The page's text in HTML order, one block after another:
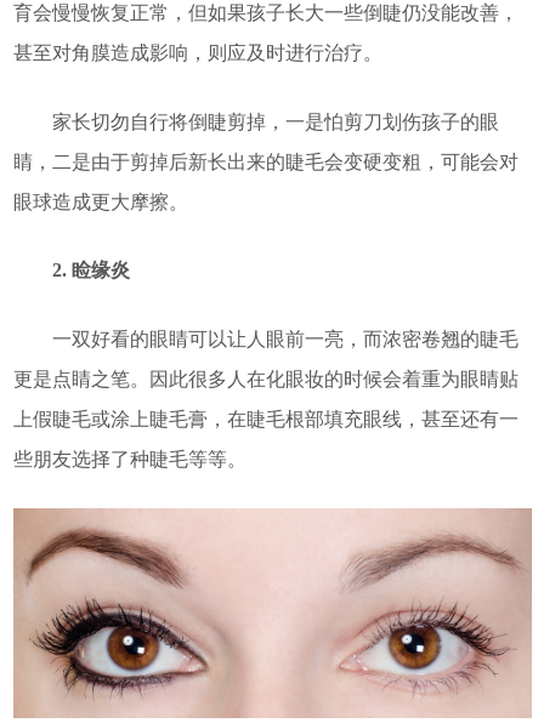
育会慢慢恢复正常，但如果孩子长大一些倒睫仍没能改善，
甚至对角膜造成影响，则应及时进行治疗。
家长切勿自行将倒睫剪掉，一是怕剪刀划伤孩子的眼
睛，二是由于剪掉后新长出来的睫毛会变硬变粗，可能会对
眼球造成更大摩擦。
2. 睑缘炎
一双好看的眼睛可以让人眼前一亮，而浓密卷翘的睫毛
更是点睛之笔。因此很多人在化眼妆的时候会着重为眼睛贴
上假睫毛或涂上睫毛膏，在睫毛根部填充眼线，甚至还有一
些朋友选择了种睫毛等等。